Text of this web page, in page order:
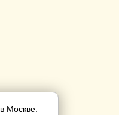
в Москве: